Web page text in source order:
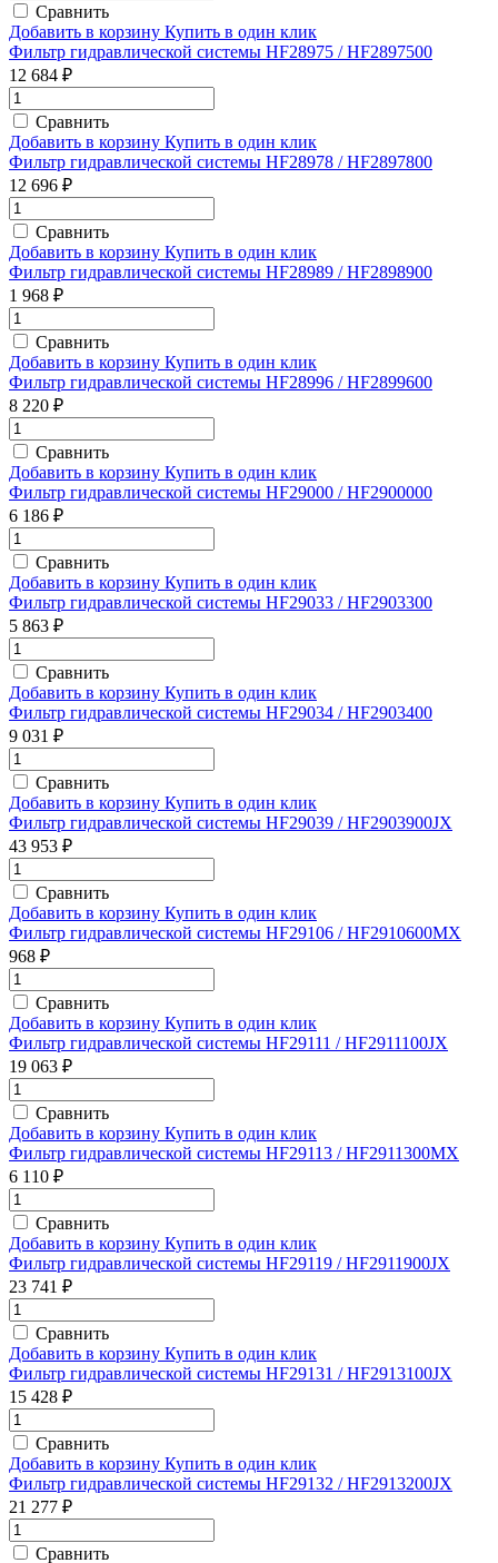
Сравнить
Добавить в корзину Купить в один клик
Фильтр гидравлической системы HF28975 / HF2897500
12 684 ₽
Сравнить
Добавить в корзину Купить в один клик
Фильтр гидравлической системы HF28978 / HF2897800
12 696 ₽
Сравнить
Добавить в корзину Купить в один клик
Фильтр гидравлической системы HF28989 / HF2898900
1 968 ₽
Сравнить
Добавить в корзину Купить в один клик
Фильтр гидравлической системы HF28996 / HF2899600
8 220 ₽
Сравнить
Добавить в корзину Купить в один клик
Фильтр гидравлической системы HF29000 / HF2900000
6 186 ₽
Сравнить
Добавить в корзину Купить в один клик
Фильтр гидравлической системы HF29033 / HF2903300
5 863 ₽
Сравнить
Добавить в корзину Купить в один клик
Фильтр гидравлической системы HF29034 / HF2903400
9 031 ₽
Сравнить
Добавить в корзину Купить в один клик
Фильтр гидравлической системы HF29039 / HF2903900JX
43 953 ₽
Сравнить
Добавить в корзину Купить в один клик
Фильтр гидравлической системы HF29106 / HF2910600MX
968 ₽
Сравнить
Добавить в корзину Купить в один клик
Фильтр гидравлической системы HF29111 / HF2911100JX
19 063 ₽
Сравнить
Добавить в корзину Купить в один клик
Фильтр гидравлической системы HF29113 / HF2911300MX
6 110 ₽
Сравнить
Добавить в корзину Купить в один клик
Фильтр гидравлической системы HF29119 / HF2911900JX
23 741 ₽
Сравнить
Добавить в корзину Купить в один клик
Фильтр гидравлической системы HF29131 / HF2913100JX
15 428 ₽
Сравнить
Добавить в корзину Купить в один клик
Фильтр гидравлической системы HF29132 / HF2913200JX
21 277 ₽
Сравнить